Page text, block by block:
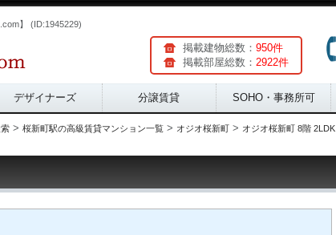
】 (ID:1945229)
掲載建物総数： 950件
掲載部屋総数： 2922件
デザイナーズ 分譲賃貸 SOHO・事務所可
> 桜新町駅の高級賃貸マンション一覧 > オジオ桜新町 > オジオ桜新町 8階 2LDK